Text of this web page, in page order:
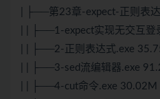
| ├──第23章-expect-正则表
| | ├──1-expect实现无交互登
| | ├──2-正则表达式.exe
| | ├──3-sed流编辑器.exe
| | ├──4-cut命令.exe 30.02M